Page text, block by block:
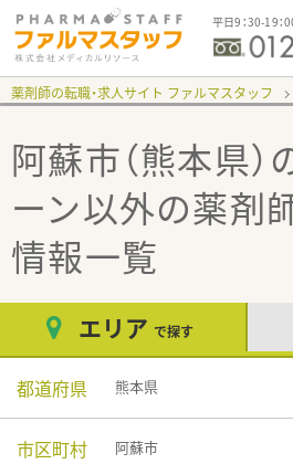
平日9：30-19：
薬剤師の転職・求人サイト ファルマスタッフ
阿蘇市（熊本県
ーン以外の薬剤
情報一覧
エリア で探す
都道府県 熊本県
市区町村 阿蘇市